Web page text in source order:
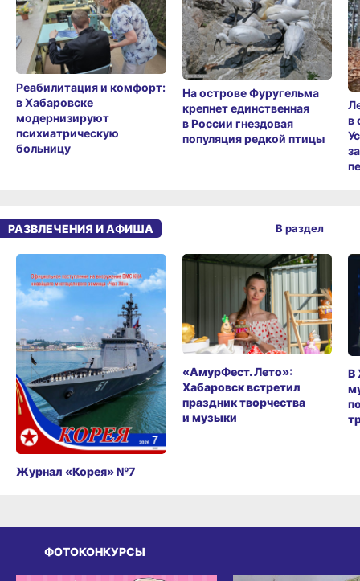
Реабилитация и комфорт:
в Хабаровске
модернизируют
психиатрическую
больницу
На острове Фуругельма
крепнет единственная
в России гнездовая
популяция редкой птицы
в
РАЗВЛЕЧЕНИЯ И АФИША
Журнал «Корея» №7
«АмурФест. Лето»:
Хабаровск встретил
праздник творчества
и музыки
В
В раздел
ФОТОКОНКУРСЫ